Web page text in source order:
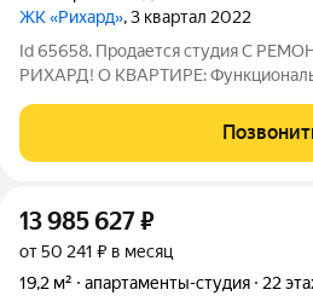
ЖК «Рихард», 3 квартал 2022
Id 65658. Продается студия С
РИХАРД! О КВАРТИРЕ:
душевой кабиной. Ремонт не
качественно. Все полностью готово
13 985 627₽
от 50 241 ₽ в месяц
19,2 м²
апартаменты-студия 22